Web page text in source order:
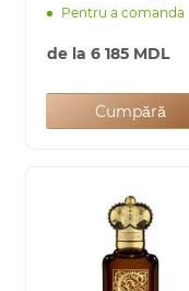
Pentru a comanda
de la 6 185 MDL
Cumpără